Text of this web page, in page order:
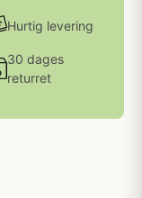
Hurtig levering
30 dages
returret